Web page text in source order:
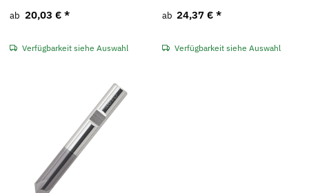
ab 20,03 € *
Verfügbarkeit siehe Auswahl
ab 24,37 € *
Verfügbarkeit siehe Auswahl